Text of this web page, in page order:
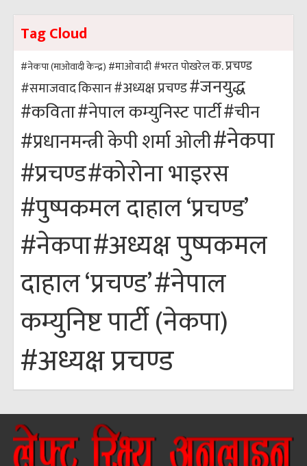
Tag Cloud
#नेकपा (माओवादी केन्द्र) #माओवादी#भरत पोखरेलक. प्रचण्ड
#समाजवादकिसान#अध्यक्ष प्रचण्ड#जनयुद्ध
#कविता#नेपाल कम्युनिस्ट पार्टी#चीन
#प्रधानमन्त्री केपी शर्मा ओली#नेकपा
#प्रचण्ड#कोरोना भाइरस
#पुष्पकमल दाहाल ‘प्रचण्ड’
#नेकपा#अध्यक्ष पुष्पकमल
दाहाल ‘प्रचण्ड’#नेपाल
कम्युनिष्ट पार्टी (नेकपा)
#अध्यक्ष प्रचण्ड